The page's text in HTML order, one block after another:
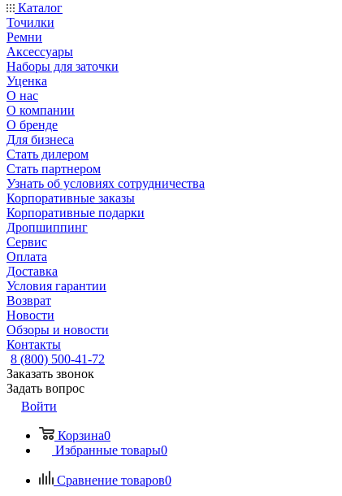
Каталог
Точилки
Ремни
Аксессуары
Наборы для заточки
Уценка
О нас
О компании
О бренде
Для бизнеса
Стать дилером
Стать партнером
Узнать об условиях сотрудничества
Корпоративные заказы
Корпоративные подарки
Дропшиппинг
Сервис
Оплата
Доставка
Условия гарантии
Возврат
Новости
Обзоры и новости
Контакты
8 (800) 500-41-72
Заказать звонок
Задать вопрос
Войти
Корзина0
Избранные товары0
Сравнение товаров0